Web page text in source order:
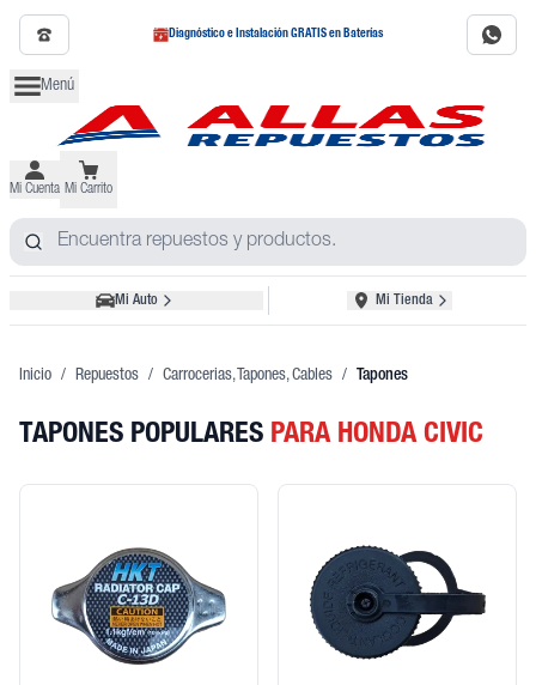
Diagnóstico e Instalación GRATIS en Baterías
Menú
Mi Cuenta Mi Carrito
Mi Auto Mi Tienda
Inicio / Repuestos / Carrocerias, Tapones, Cables / Tapones
TAPONES POPULARES PARA HONDA CIVIC